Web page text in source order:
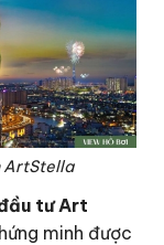
ArtStella
tư Art
minh được